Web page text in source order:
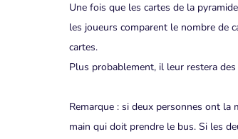
Une fois que les cartes de la
les joueurs comparent le nombre de
cartes.
Plus probablement, il leur restera
Remarque : si deux personnes ont la
main qui doit prendre le bus. Si les